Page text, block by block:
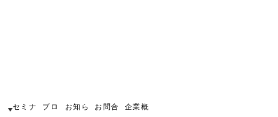
セミナ
ブロ
お知ら
お問合
企業概